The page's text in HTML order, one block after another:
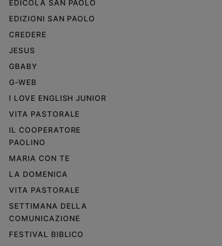
EDICOLA SAN PAOLO
EDIZIONI SAN PAOLO
CREDERE
JESUS
GBABY
G-WEB
I LOVE ENGLISH JUNIOR
VITA PASTORALE
IL COOPERATORE
PAOLINO
MARIA CON TE
LA DOMENICA
VITA PASTORALE
SETTIMANA DELLA
COMUNICAZIONE
FESTIVAL BIBLICO